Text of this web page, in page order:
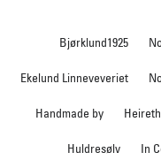
Bjørklund1925
Ekelund Linneveveriet
Handmade by Heireth
Huldresølv In